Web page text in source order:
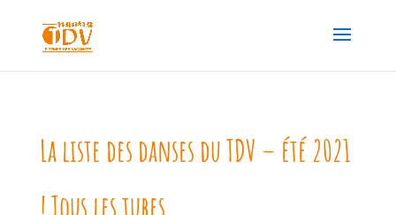
La liste des danses du TDV – été 2021
! Tous les tubes